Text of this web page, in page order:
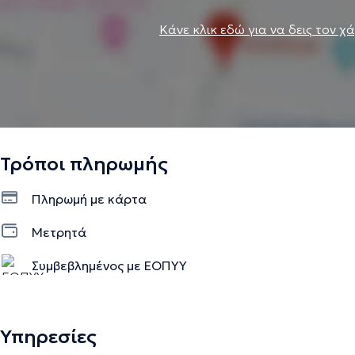
Κάνε κλικ εδώ για να δεις τον
Τρόποι πληρωμής
Πληρωμή με κάρτα
Μετρητά
Συμβεβλημένος με ΕΟΠΥΥ
Υπηρεσίες